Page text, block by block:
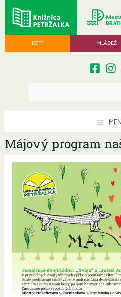
DETI MLÁDEŽ
Májový program